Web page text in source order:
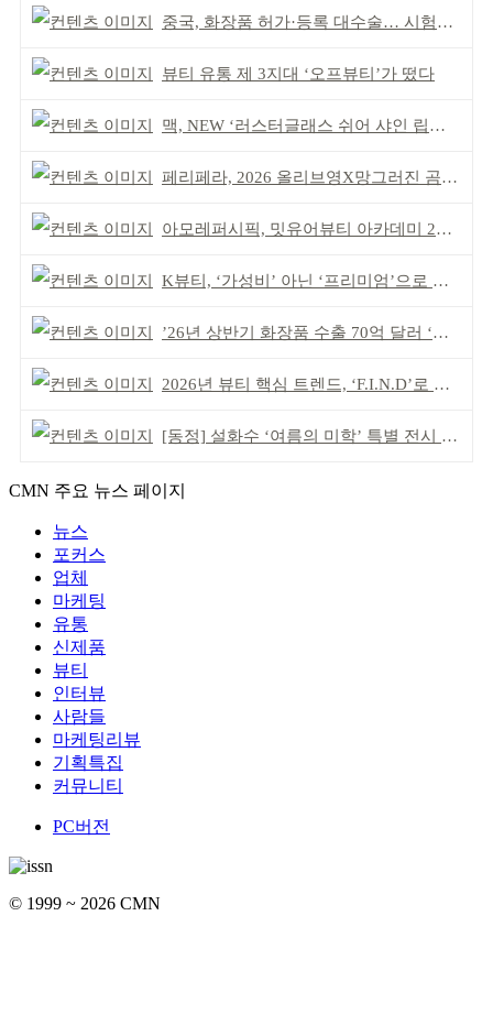
중국, 화장품 허가·등록 대수술… 시험자료 공용 허용
뷰티 유통 제 3지대 ‘오프뷰티’가 떴다
맥, NEW ‘러스터글래스 쉬어 샤인 립스틱’ 출시
페리페라, 2026 올리브영X망그러진 곰 콜라보
아모레퍼시픽, 밋유어뷰티 아카데미 2기 발대식
K뷰티, ‘가성비’ 아닌 ‘프리미엄’으로 승부걸어야
’26년 상반기 화장품 수출 70억 달러 ‘역대 최고’
2026년 뷰티 핵심 트렌드, ‘F.I.N.D’로 읽는다
[동정] 설화수 ‘여름의 미학’ 특별 전시 개최
CMN 주요 뉴스 페이지
뉴스
포커스
업체
마케팅
유통
신제품
뷰티
인터뷰
사람들
마케팅리뷰
기획특집
커뮤니티
PC버전
© 1999 ~ 2026 CMN